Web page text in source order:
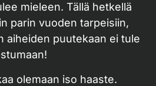
mieleen. Tällä hetkellä
parin vuoden tarpeisiin,
aiheiden puutekaan ei tule
olemaan iso haaste.